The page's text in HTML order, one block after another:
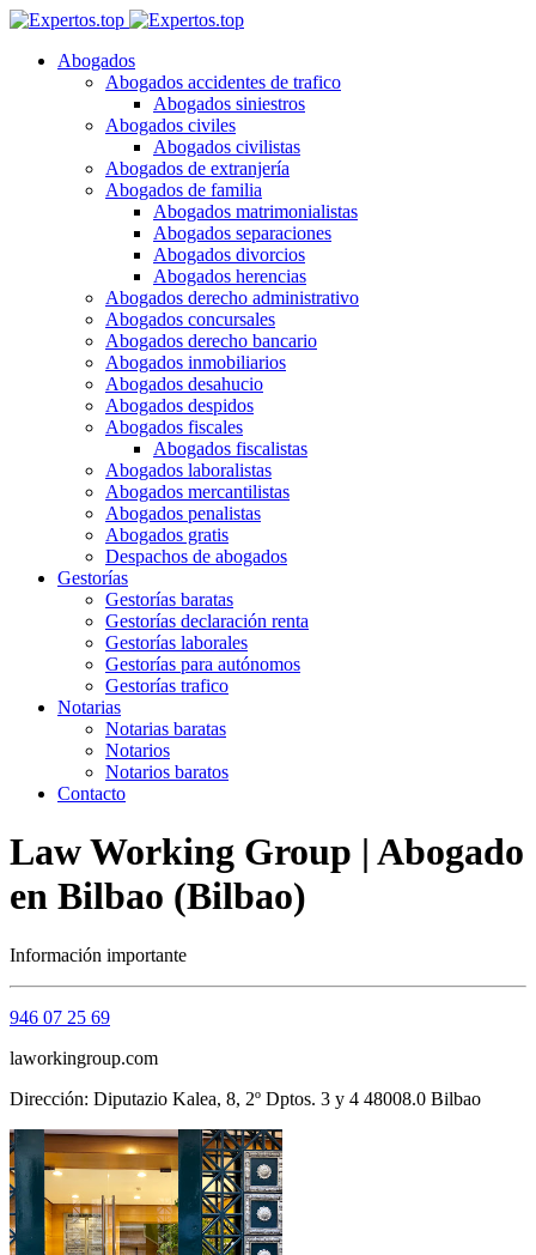
Abogados
Abogados accidentes de trafico
Abogados siniestros
Abogados civiles
Abogados civilistas
Abogados de extranjería
Abogados de familia
Abogados matrimonialistas
Abogados separaciones
Abogados divorcios
Abogados herencias
Abogados derecho administrativo
Abogados concursales
Abogados derecho bancario
Abogados inmobiliarios
Abogados desahucio
Abogados despidos
Abogados fiscales
Abogados fiscalistas
Abogados laboralistas
Abogados mercantilistas
Abogados penalistas
Abogados gratis
Despachos de abogados
Gestorías
Gestorías baratas
Gestorías declaración renta
Gestorías laborales
Gestorías para autónomos
Gestorías trafico
Notarias
Notarias baratas
Notarios
Notarios baratos
Contacto
Law Working Group | Abogado
en Bilbao (Bilbao)
Información importante
946 07 25 69
laworkingroup.com
Dirección: Diputazio Kalea, 8, 2º Dptos. 3 y 4 48008.0 Bilbao